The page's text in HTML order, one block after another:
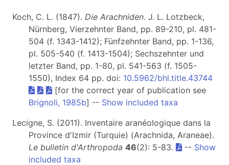
Koch, C. L. (1847). Die Arachniden. J. L. Lotzbeck,
Nürnberg, Vierzehnter Band, pp. 89-210, pl. 481-
504 (f. 1343-1412); Fünfzehnter Band, pp. 1-136,
pl. 505-540 (f. 1413-1504); Sechszehnter und
letzter Band, pp. 1-80, pl. 541-563 (f. 1505-
1550), Index 64 pp. doi: 10.5962/bhl.title.43744
[for the correct year of publication see
Brignoli, 1985b] -- Show included taxa
Lecigne, S. (2011). Inventaire aranéologique dans la
Province d'Izmir (Turquie) (Arachnida, Araneae).
Le bulletin d'Arthropoda 46(2): 5-83. -- Show
included taxa